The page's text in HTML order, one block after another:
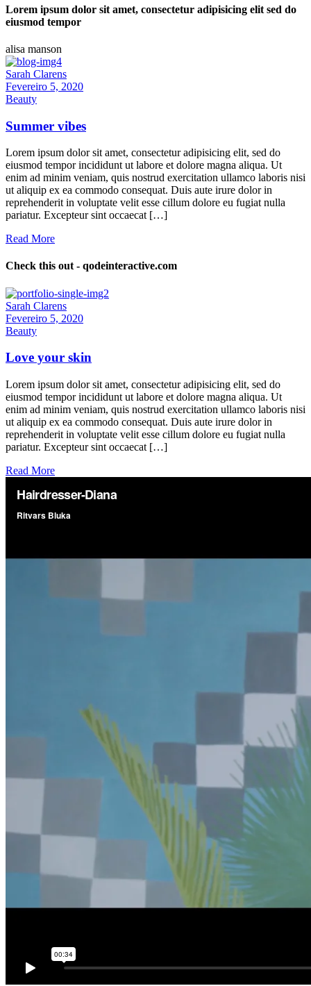
Lorem ipsum dolor sit amet, consectetur adipisicing elit sed do
eiusmod tempor
alisa manson
Sarah Clarens
Fevereiro 5, 2020
Beauty
Summer vibes
Lorem ipsum dolor sit amet, consectetur adipisicing elit, sed do
eiusmod tempor incididunt ut labore et dolore magna aliqua. Ut
enim ad minim veniam, quis nostrud exercitation ullamco laboris nisi
ut aliquip ex ea commodo consequat. Duis aute irure dolor in
reprehenderit in voluptate velit esse cillum dolore eu fugiat nulla
pariatur. Excepteur sint occaecat […]
Read More
Check this out - qodeinteractive.com
Sarah Clarens
Fevereiro 5, 2020
Beauty
Love your skin
Lorem ipsum dolor sit amet, consectetur adipisicing elit, sed do
eiusmod tempor incididunt ut labore et dolore magna aliqua. Ut
enim ad minim veniam, quis nostrud exercitation ullamco laboris nisi
ut aliquip ex ea commodo consequat. Duis aute irure dolor in
reprehenderit in voluptate velit esse cillum dolore eu fugiat nulla
pariatur. Excepteur sint occaecat […]
Read More